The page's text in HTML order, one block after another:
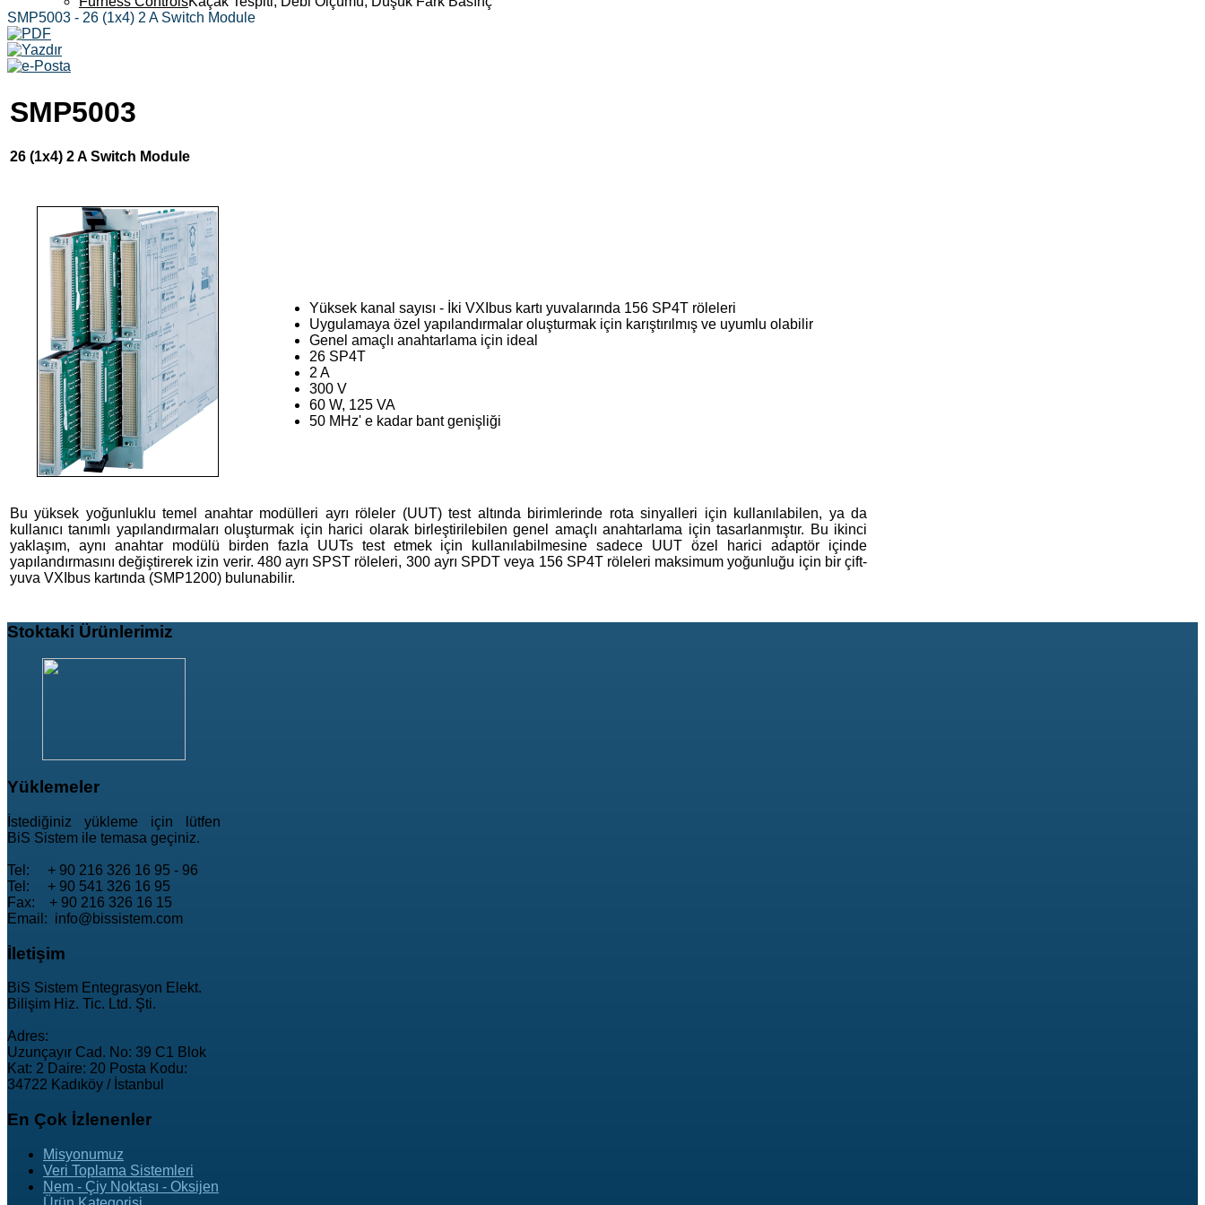
SMP5003 - 26 (1x4) 2 A Switch Module
SMP5003
26 (1x4) 2 A Switch Module
Yüksek kanal sayısı - İki VXIbus kartı yuvalarında 156 SP4T röleleri
Uygulamaya özel yapılandırmalar oluşturmak için karıştırılmış ve uyumlu olabilir
Genel amaçlı anahtarlama için ideal
26 SP4T
2 A
300 V
60 W, 125 VA
50 MHz' e kadar bant genişliği
Bu yüksek yoğunluklu temel anahtar modülleri ayrı röleler (UUT) test altında birimlerinde rota sinyalleri için kullanılabilen, ya da
kullanıcı tanımlı yapılandırmaları oluşturmak için harici olarak birleştirilebilen genel amaçlı anahtarlama için tasarlanmıştır. Bu ikinci
yaklaşım, aynı anahtar modülü birden fazla UUTs test etmek için kullanılabilmesine sadece UUT özel harici adaptör içinde
yapılandırmasını değiştirerek izin verir. 480 ayrı SPST röleleri, 300 ayrı SPDT veya 156 SP4T röleleri maksimum yoğunluğu için bir çift-
yuva VXIbus kartında (SMP1200) bulunabilir.
Stoktaki Ürünlerimiz
Yüklemeler
İstediğiniz yükleme için lütfen
BiS Sistem ile temasa geçiniz.
Tel: + 90 216 326 16 95 - 96
Tel: + 90 541 326 16 95
Fax: + 90 216 326 16 15
Email: info@bissistem.com
İletişim
BiS Sistem Entegrasyon Elekt.
Bilişim Hiz. Tic. Ltd. Şti.
Adres:
Uzunçayır Cad. No: 39 C1 Blok
Kat: 2 Daire: 20 Posta Kodu:
34722 Kadıköy / İstanbul
En Çok İzlenenler
Misyonumuz
Veri Toplama Sistemleri
Nem - Çiy Noktası - Oksijen